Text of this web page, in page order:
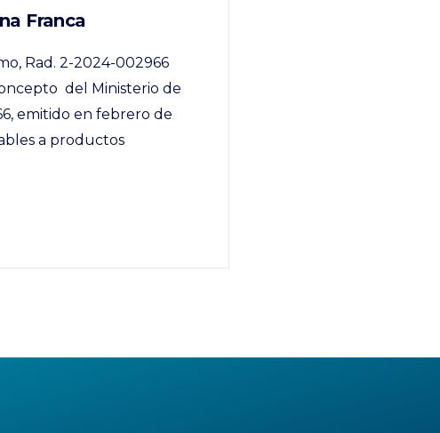
Franca
Rad. 2-2024-002966
del Ministerio de
emitido en febrero de
a productos